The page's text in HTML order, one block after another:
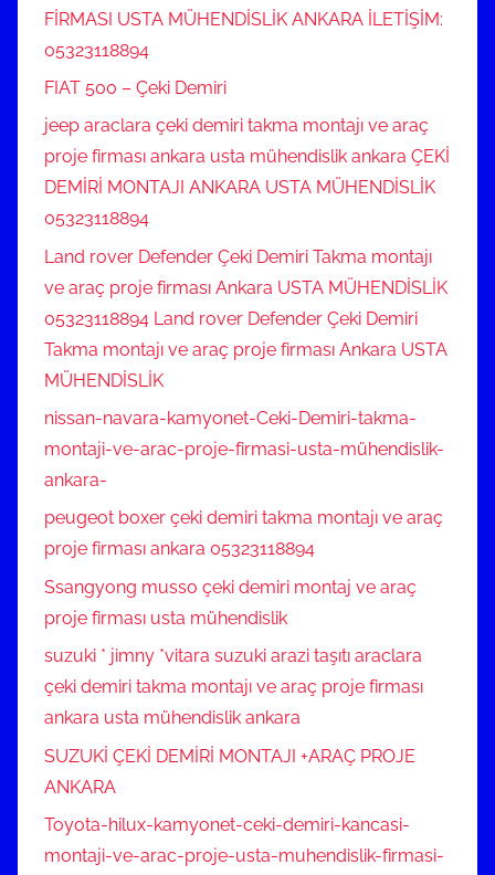
FİRMASI USTA MÜHENDİSLİK ANKARA İLETİŞİM:
05323118894
FIAT 500 – Çeki Demiri
jeep araclara çeki demiri takma montajı ve araç
proje firması ankara usta mühendislik ankara ÇEKİ
DEMİRİ MONTAJI ANKARA USTA MÜHENDİSLİK
05323118894
Land rover Defender Çeki Demiri Takma montajı
ve araç proje firması Ankara USTA MÜHENDİSLİK
05323118894 Land rover Defender Çeki Demiri
Takma montajı ve araç proje firması Ankara USTA
MÜHENDİSLİK
nissan-navara-kamyonet-Ceki-Demiri-takma-
montaji-ve-arac-proje-firmasi-usta-mühendislik-
ankara-
peugeot boxer çeki demiri takma montajı ve araç
proje firması ankara 05323118894
Ssangyong musso çeki demiri montaj ve araç
proje firması usta mühendislik
suzuki * jimny *vitara suzuki arazi taşıtı araclara
çeki demiri takma montajı ve araç proje firması
ankara usta mühendislik ankara
SUZUKİ ÇEKİ DEMİRİ MONTAJI +ARAÇ PROJE
ANKARA
Toyota-hilux-kamyonet-ceki-demiri-kancasi-
montaji-ve-arac-proje-usta-muhendislik-firmasi-